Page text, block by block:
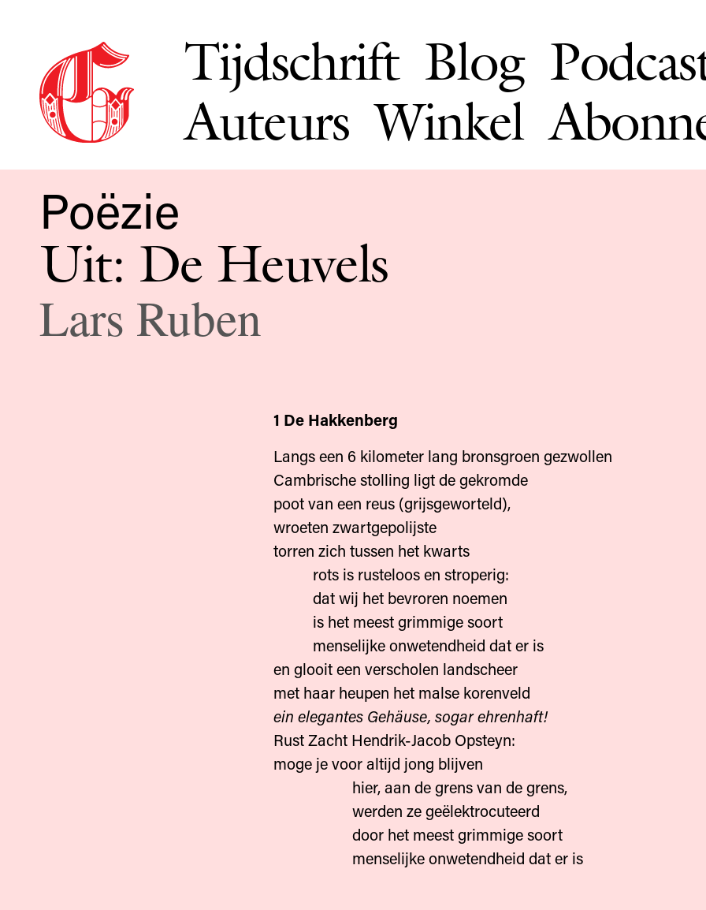
Tijdschrift Blog
Auteurs Winkel
Poëzie
Uit: De Heuvels
Lars Ruben
1 De Hakkenberg
Langs een 6 kilometer lang bronsgroen gezwollen
Cambrische stolling ligt de gekromde
poot van een reus (grijsgeworteld),
wroeten zwartgepolijste
torren zich tussen het kwarts
rots is rusteloos en stroperig:
dat wij het bevroren noemen
is het meest grimmige soort
menselijke onwetendheid dat er is
en glooit een verscholen landscheer
met haar heupen het malse korenveld
ein elegantes Gehäuse, sogar ehrenhaft!
Rust Zacht Hendrik-Jacob Opsteyn:
moge je voor altijd jong blijven
hier, aan de grens van de grens,
werden ze geëlektrocuteerd
door het meest grimmige soort
menselijke onwetendheid dat er is